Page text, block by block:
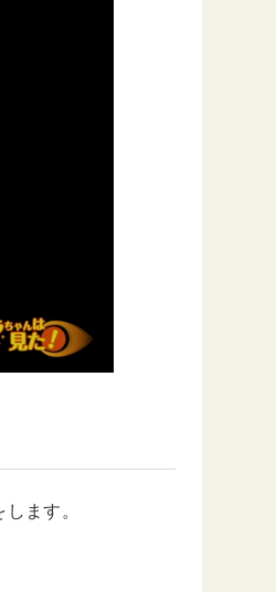
ます。